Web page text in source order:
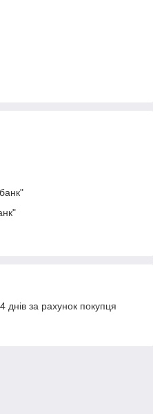
за рахунок покупця